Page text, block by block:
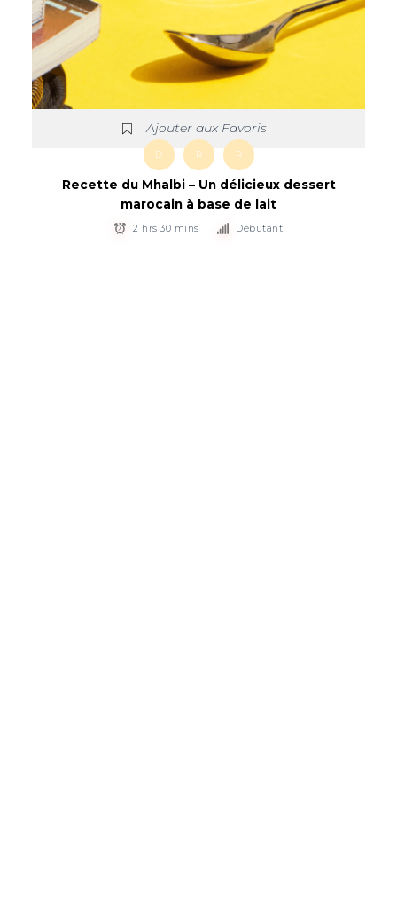
Ajouter aux Favoris
D R R
Recette du Mhalbi – Un délicieux dessert
marocain à base de lait
2 hrs 30 mins Débutant